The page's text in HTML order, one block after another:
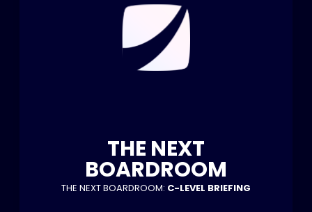
THE NEXT
BOARDROOM
THE NEXT BOARDROOM: C-LEVEL BRIEFING